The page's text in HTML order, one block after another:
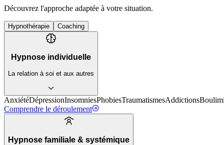
Découvrez l'approche adaptée à votre situation.
Hypnothérapie Coaching
Hypnose individuelle
La relation à soi et aux autres
AnxiétéDépressionInsomniesPhobiesTraumatismesAddictions
Comprendre le déroulement
Hypnose familiale & systémique